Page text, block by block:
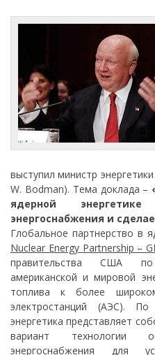
выступил министр
W. Bodman). Тема доклада –
ядерной
энергоснабжения и
Глобальное партнерство в
Nuclear Energy Partnership –
правительства США по
американской и мировой
топлива к более
электростанций (АЭС).
энергетика представляет
вариант технологии
энергоснабжения для